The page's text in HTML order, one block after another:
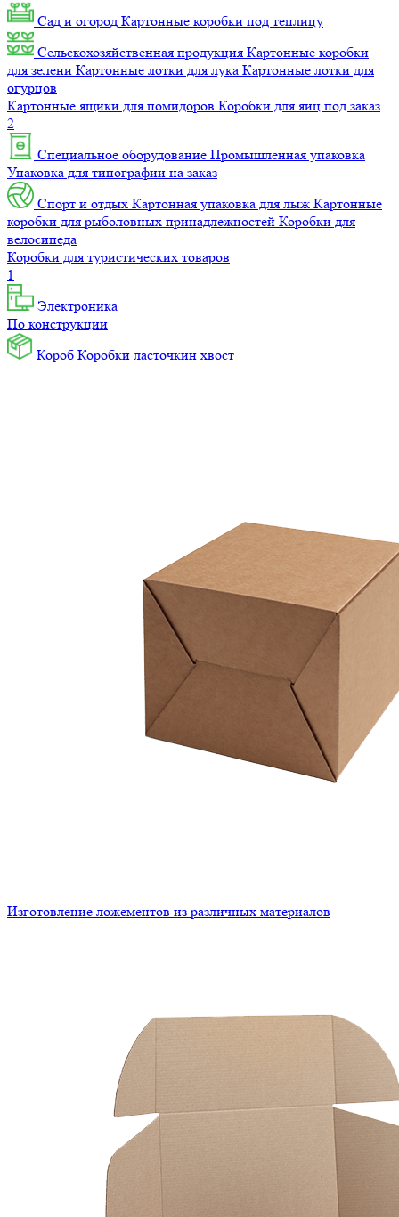
Сад и огород Картонные коробки под теплицу
Сельскохозяйственная продукция Картонные коробки
для зелени Картонные лотки для лука Картонные лотки для
огурцов
Картонные ящики для помидоров Коробки для яиц под заказ
2
Специальное оборудование Промышленная упаковка
Упаковка для типографии на заказ
Спорт и отдых Картонная упаковка для лыж Картонные
коробки для рыболовных принадлежностей Коробки для
велосипеда
Коробки для туристических товаров
1
Электроника
По конструкции
Короб Коробки ласточкин хвост
Изготовление ложементов из различных материалов